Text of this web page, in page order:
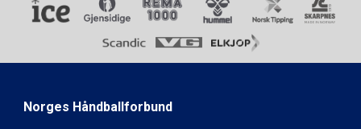
Norges Håndballforbund